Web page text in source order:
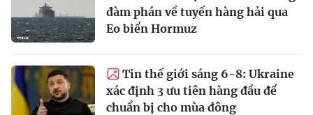
đàm phán về tuyến hàng hải qua
Eo biển Hormuz
Tin thế giới sáng 6-8: Ukraine
xác định 3 ưu tiên hàng đầu để
chuẩn bị cho mùa đông